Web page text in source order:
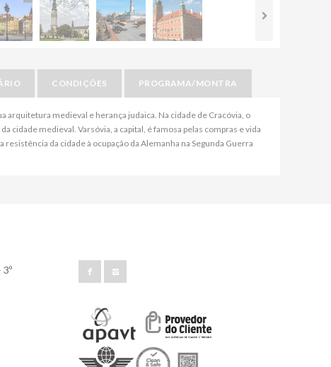
CONDIÇÕES PROGRAMA/MONTRA
arquitetura medieval e herança judaica. Na cidade de Cracóvia, o
cidade medieval. Varsóvia, a capital, é famosa pelas compras e vida
da cidade à ocupação da Alemanha na Segunda Guerra